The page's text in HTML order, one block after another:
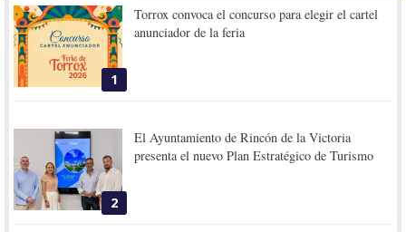
1
Torrox convoca el concurso para elegir el cartel
anunciador de la feria
2
El Ayuntamiento de Rincón de la Victoria
presenta el nuevo Plan Estratégico de Turismo